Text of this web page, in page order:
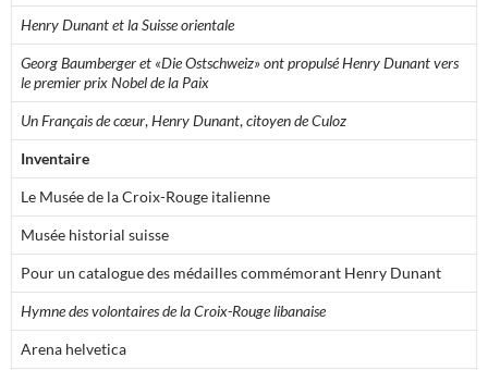
Henry Dunant et la Suisse orientale
Georg Baumberger et «Die Ostschweiz» ont propulsé Henry Dunant vers
le premier prix Nobel de la Paix
Un Français de cœur,Henry Dunant,citoyen de Culoz
Inventaire
Le Musée de la Croix-Rouge italienne
Musée historial suisse
Pour un catalogue des médailles commémorant Henry Dunant
Hymne des volontaires de la Croix-Rouge libanaise
Arena helvetica